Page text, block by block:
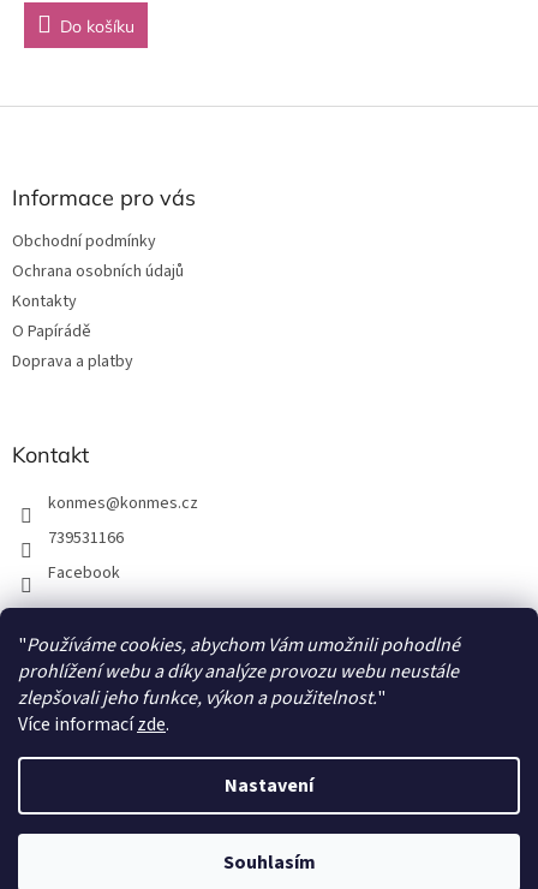
"Používáme cookies, abychom Vám umožnili pohodlné
prohlížení webu a díky analýze provozu webu neustále
zlepšovali jeho funkce, výkon a použitelnost."
Více informacízde.
Nastavení
Souhlasím
Do košíku
Z
Informace pro vás
Obchodní podmínky
Ochrana osobních údajů
Kontakty
O Papírádě
Doprava a platby
Kontakt
konmes@konmes.cz
739531166
Facebook
Facebook
Vytvořil Shoptet
Papíráda. Všechna práva vyhrazena.